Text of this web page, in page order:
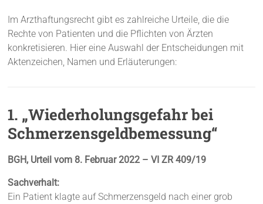
Im Arzthaftungsrecht gibt es zahlreiche Urteile, die die
Rechte von Patienten und die Pflichten von Ärzten
konkretisieren. Hier eine Auswahl der Entscheidungen mit
Aktenzeichen, Namen und Erläuterungen:
1. „Wiederholungsgefahr bei
Schmerzensgeldbemessung“
BGH, Urteil vom 8. Februar 2022 – VI ZR 409/19
Sachverhalt:
Ein Patient klagte auf Schmerzensgeld nach einer grob